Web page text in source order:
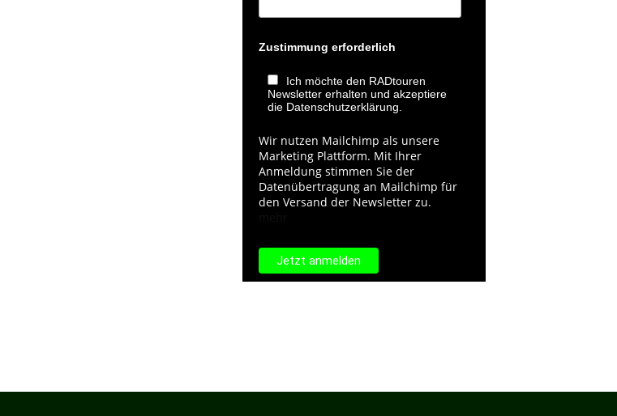
Zustimmung erforderlich
Ich möchte den RADtouren
Newsletter erhalten und akzeptiere
die Datenschutzerklärung.
Wir nutzen Mailchimp als unsere
Marketing Plattform. Mit Ihrer
Anmeldung stimmen Sie der
Datenübertragung an Mailchimp für
den Versand der Newsletter zu.